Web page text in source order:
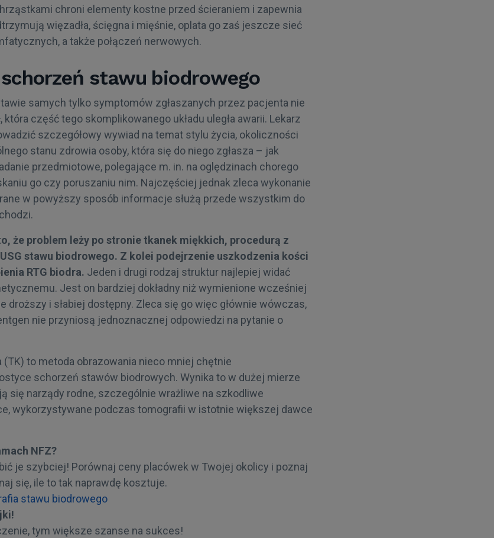
chroni elementy kostne przed ścieraniem i zapewnia
więzadła, ścięgna i mięśnie, oplata go zaś jeszcze sieć
a także połączeń nerwowych.
stawu biodrowego
samych tylko symptomów zgłaszanych przez pacjenta nie
część tego skomplikowanego układu uległa awarii. Lekarz
szczegółowy wywiad na temat stylu życia, okoliczności
stanu zdrowia osoby, która się do niego zgłasza – jak
przedmiotowe, polegające m. in. na oględzinach chorego
go czy poruszaniu nim. Najczęściej jednak zleca wykonanie
w powyższy sposób informacje służą przede wszystkim do
że problem leży po stronie tkanek miękkich, procedurą z
stawu biodrowego. Z kolei podejrzenie uszkodzenia kości
RTG biodra. Jeden i drugi rodzaj struktur najlepiej widać
Jest on bardziej dokładny niż wymienione wcześniej
droższy i słabiej dostępny. Zleca się go więc głównie wówczas,
nie przyniosą jednoznacznej odpowiedzi na pytanie o
to metoda obrazowania nieco mniej chętnie
schorzeń stawów biodrowych. Wynika to w dużej mierze
się narządy rodne, szczególnie wrażliwe na szkodliwe
wykorzystywane podczas tomografii w istotnie większej dawce
NFZ?
je szybciej! Porównaj ceny placówek w Twojej okolicy i poznaj
się, ile to tak naprawdę kosztuje.
stawu biodrowego
tym większe szanse na sukces!